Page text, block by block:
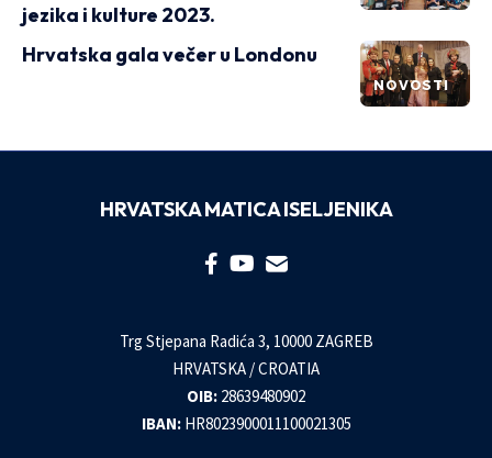
jezika i kulture 2023.
NOVOSTI
Hrvatska gala večer u Londonu
HRVATSKA MATICA ISELJENIKA
Trg Stjepana Radića 3, 10000 ZAGREB
HRVATSKA / CROATIA
OIB: 28639480902
IBAN: HR8023900011100021305